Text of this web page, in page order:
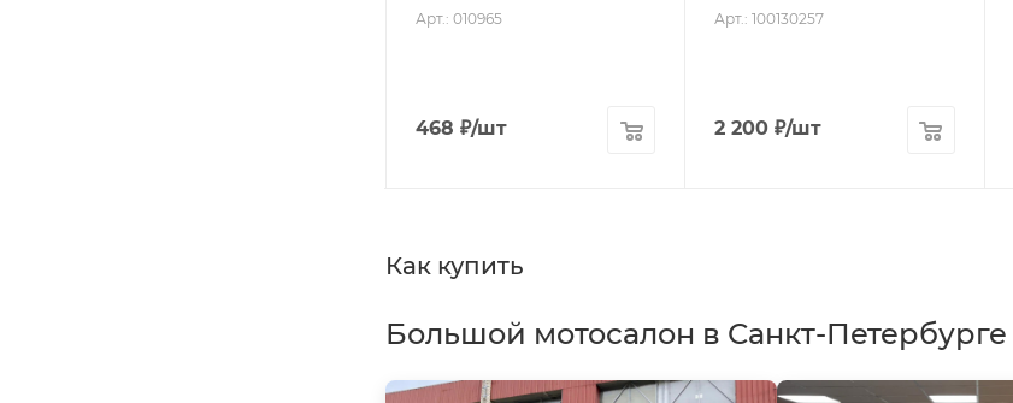
Арт.: 010965
468 ₽/шт
Арт.: 100130257
2 200 ₽/шт
Как купить
Большой мотосалон в Санкт-Петербурге